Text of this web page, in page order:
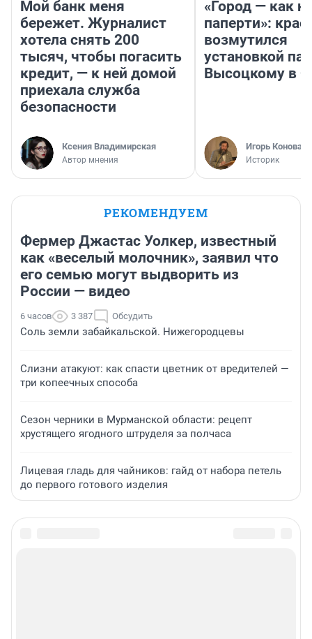
Мой банк меня
бережет. Журналист
хотела снять 200
тысяч, чтобы погасить
кредит, — к ней домой
приехала служба
безопасности
Ксения Владимирская
Автор мнения
«Город — как
паперти»:
возмутился
установкой
Высоцкому в
Игорь
Историк
РЕКОМЕНДУЕМ
Фермер Джастас Уолкер, известный
как «веселый молочник», заявил что
его семью могут выдворить из
России — видео
6 часов 3 387 Обсудить
Соль земли забайкальской. Нижегородцевы
Слизни атакуют: как спасти цветник от вредителей —
три копеечных способа
Сезон черники в Мурманской области: рецепт
хрустящего ягодного штруделя за полчаса
Лицевая гладь для чайников: гайд от набора петель
до первого готового изделия